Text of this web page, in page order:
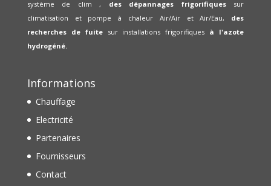
système de clim , des dépannages frigorifiquessur
climatisation et pompe à chaleur Air/Air et Air/Eau, des
recherches de fuite sur installations frigorifiques à l'azote
hydrogéné.
Informations
Chauffage
Electricité
Partenaires
Fournisseurs
Contact